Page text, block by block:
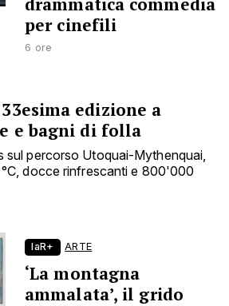
per cinefili
6 ore
edizione a
e bagni di folla
sul percorso Utoquai-Mythenquai,
docce rinfrescanti e 800'000
laR+ ARTE
‘La montagna
ammalata’, il grido